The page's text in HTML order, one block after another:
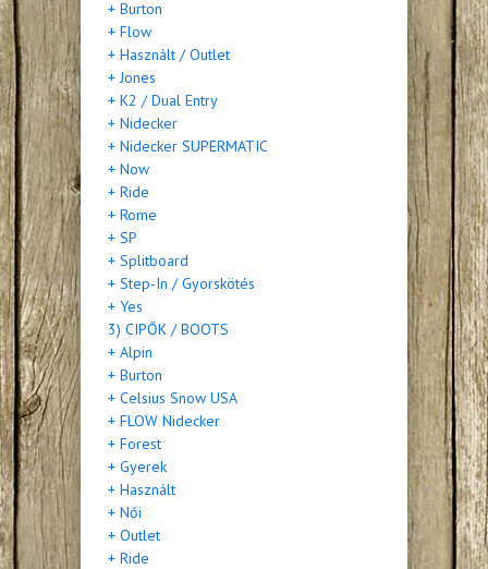
+ Burton
+ Flow
+ Használt / Outlet
+ Jones
+ K2 / Dual Entry
+ Nidecker
+ Nidecker SUPERMATIC
+ Now
+ Ride
+ Rome
+ SP
+ Splitboard
+ Step-In / Gyorskötés
+ Yes
3) CIPŐK / BOOTS
+ Alpin
+ Burton
+ Celsius Snow USA
+ FLOW Nidecker
+ Forest
+ Gyerek
+ Használt
+ Női
+ Outlet
+ Ride